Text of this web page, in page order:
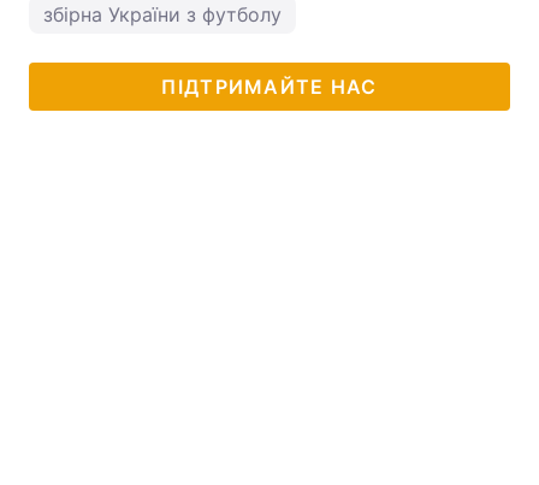
збірна України з футболу
ПІДТРИМАЙТЕ НАС